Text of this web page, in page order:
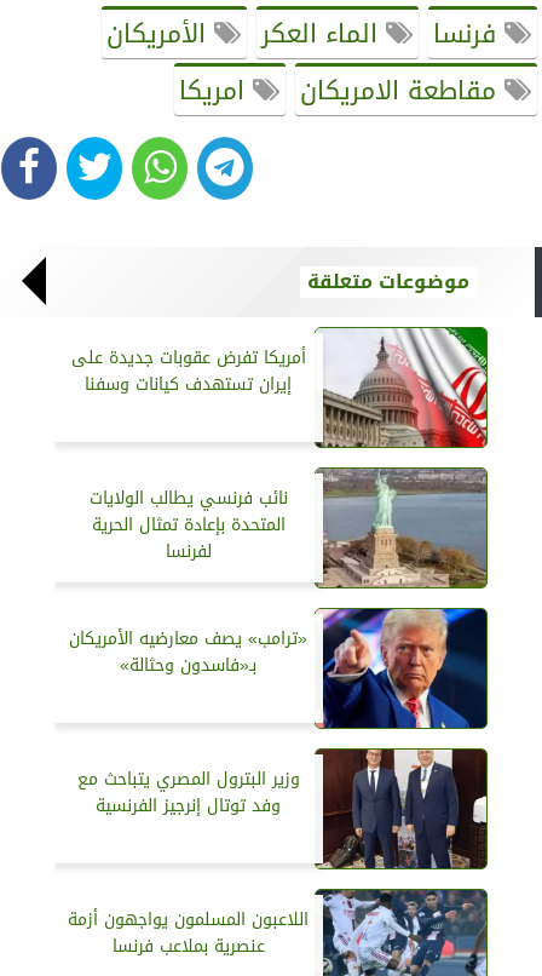
فرنسا الماء العكر
الأمريكان
مقاطعة الامريكان
امريكا
موضوعات متعلقة
أمريكا تفرض عقوبات جديدة على
إيران تستهدف كيانات وسفنا
نائب فرنسي يطالب الولايات
المتحدة بإعادة تمثال الحرية
لفرنسا
«ترامب» يصف معارضيه الأمريكان
بـ«فاسدون وحثالة»
وزير البترول المصري يتباحث مع
وفد توتال إنرجيز الفرنسية
اللاعبون المسلمون يواجهون أزمة
عنصرية بملاعب فرنسا